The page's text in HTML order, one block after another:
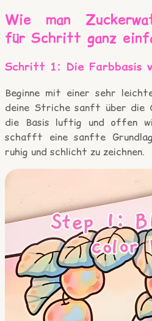
Wie man
für Schritt ganz
Schritt 1: Die Farbbasis
Beginne mit einer sehr
deine Striche sanft über die
die Basis luftig und offen
schafft eine sanfte
ruhig und schlicht zu zeichnen.